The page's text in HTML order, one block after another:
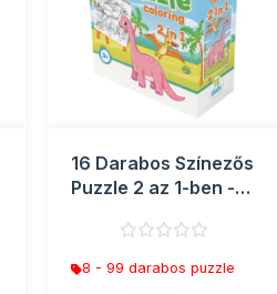
16 Darabos Színezős
Puzzle 2 az 1-ben -
8 - 99 darabos puzzle